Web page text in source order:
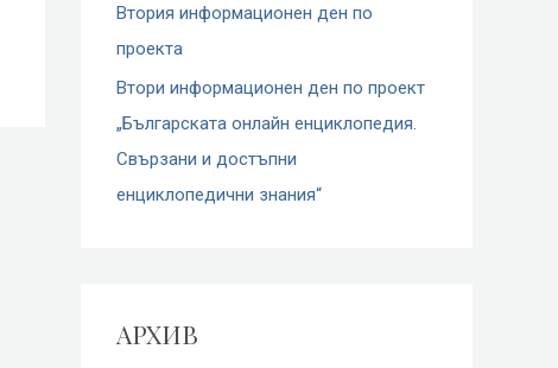
Втория информационен ден по
проекта
Втори информационен ден по проект
„Българската онлайн енциклопедия.
Свързани и достъпни
енциклопедични знания“
АРХИВ